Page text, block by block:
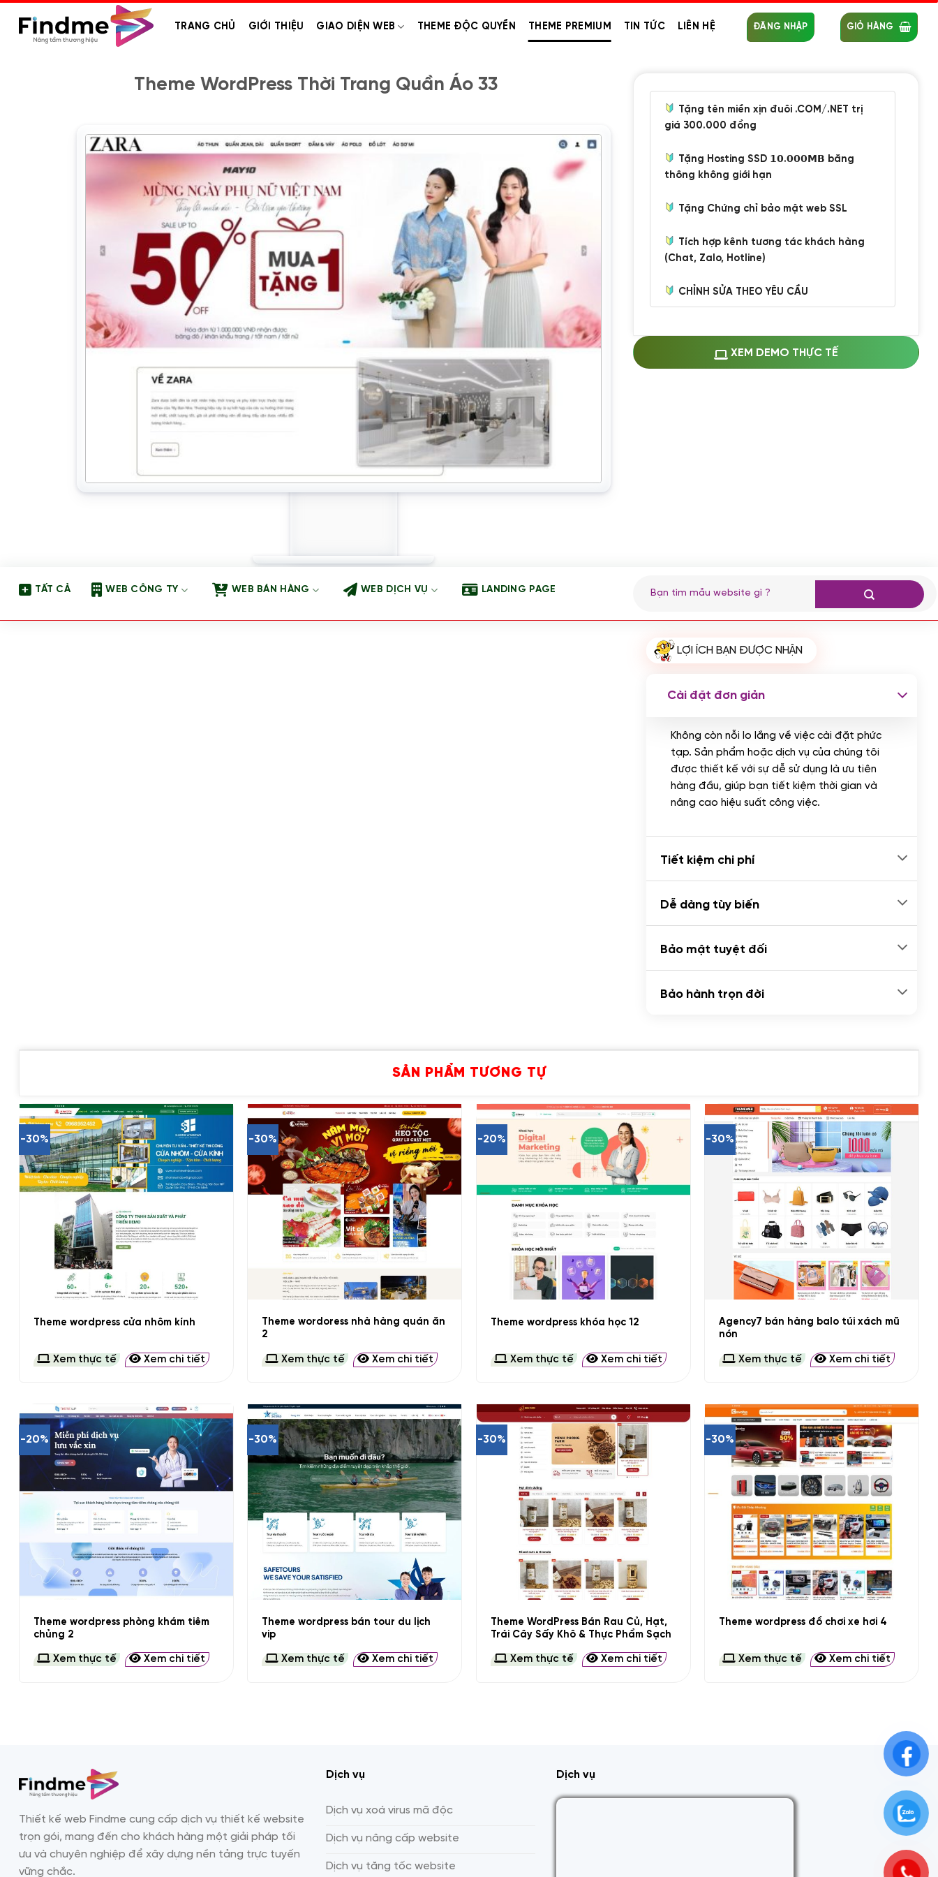
TRANG CHỦ GIỚI THIỆU GIAO DIỆN WEB THEME ĐỘC QUYỀN THEME PREMIUM TIN TỨC LIÊN HỆ ĐĂNG NHẬP GIỎ HÀNG
Theme WordPress Thời Trang Quần Áo 33
Tặng tên miền xịn đuôi .COM/.NET trị
giá 300.000 đồng
Tặng Hosting SSD 𝟭𝟬.𝟬𝟬𝟬𝗠𝗕 băng
thông không giới hạn
Tặng Chứng chỉ bảo mật web SSL
Tích hợp kênh tương tác khách hàng
(Chat, Zalo, Hotline)
CHỈNH SỬA THEO YÊU CẦU
Thay logo + thông tin doanh nghiệp
(+100.000 VND)
Cài đặt plugin theo yêu cầu
(+100.000 VND)
qua ngân hàng vietcombank,
XEM DEMO THỰC TẾ
TẤT CẢ WEB CÔNG TY WEB BÁN HÀNG WEB DỊCH VỤ LANDING PAGE
kiếm:
LỢI ÍCH BẠN ĐƯỢC NHẬN
Cài đặt đơn giản
Không còn nỗi lo lắng về việc cài đặt phức
tạp. Sản phẩm hoặc dịch vụ của chúng tôi
được thiết kế với sự dễ sử dụng là ưu tiên
hàng đầu, giúp bạn tiết kiệm thời gian và
nâng cao hiệu suất công việc.
Tiết kiệm chi phí
Dễ dàng tùy biến
Bảo mật tuyệt đối
Bảo hành trọn đời
SẢN PHẨM TƯƠNG TỰ
-30%
Theme wordpress cửa nhôm kính
Xem thực tế Xem chi tiết
-30%
Theme wordoress nhà hàng quán ăn
2
Xem thực tế Xem chi tiết
-20%
Theme wordpress khóa học 12
Xem thực tế Xem chi tiết
-30%
Agency7 bán hàng balo túi xách mũ
nón
Xem thực tế Xem chi tiết
-20%
Theme wordpress phòng khám tiêm
chủng 2
Xem thực tế Xem chi tiết
-30%
Theme wordpress bán tour du lịch
vip
Xem thực tế Xem chi tiết
-30%
Theme WordPress Bán Rau Củ, Hạt,
Trái Cây Sấy Khô & Thực Phẩm Sạch
Xem thực tế Xem chi tiết
-30%
Theme wordpress đồ chơi xe hơi 4
Xem thực tế Xem chi tiết
Thiết kế web Findme cung cấp dịch vụ thiết kế website
trọn gói, mang đến cho khách hàng một giải pháp tối
ưu và chuyên nghiệp để xây dựng nền tảng trực tuyến
vững chắc.
Dịch vụ
Dịch vụ xoá virus mã độc
Dịch vụ nâng cấp website
Dịch vụ tăng tốc website
Dịch vụ